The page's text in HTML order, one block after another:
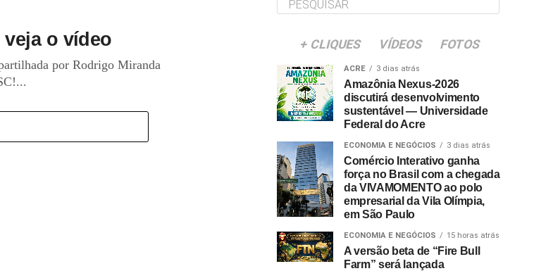
o vídeo
por Rodrigo Miranda
+ CLIQUES VÍDEOS FOTOS
ACRE 3 dias atrás
Amazônia Nexus-2026
discutirá desenvolvimento
sustentável — Universidade
Federal do Acre
ECONOMIA E NEGÓCIOS 3 dias atrás
Comércio Interativo ganha
força no Brasil com a chegada
da VIVAMOMENTO ao polo
empresarial da Vila Olímpia,
em São Paulo
ECONOMIA E NEGÓCIOS 15 horas atrás
A versão beta de “Fire Bull
Farm” será lançada